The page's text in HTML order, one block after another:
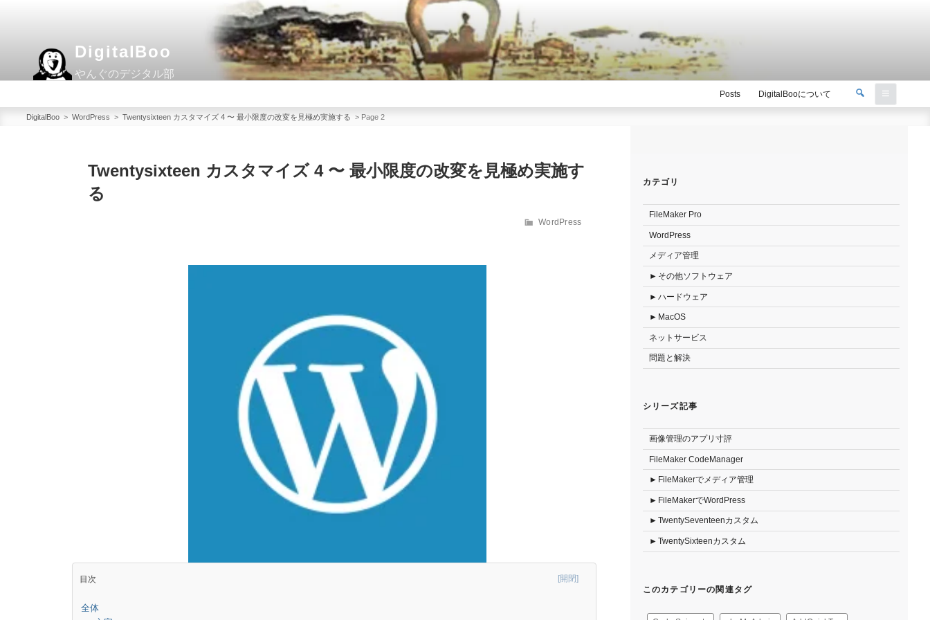
ツ
DigitalBoo
やんぐのデジタル部
Posts
DigitalBooについて
検
検
索
DigitalBoo > WordPress > Twentysixteen カスタマイズ 4 〜 最小限度の改変を見極め実施する > Page 2
Twentysixteen カスタマイズ 4 〜 最小限度の改変を見極め実施す
る
カ
WordPress
目次
全体
カテゴリ
FileMaker Pro
WordPress
メディア管理
その他ソフトウェア
ハードウェア
MacOS
ネットサービス
問題と解決
シリーズ記事
画像管理のアプリ寸評
FileMaker CodeManager
FileMakerでメディア管理
FileMakerでWordPress
TwentySeventeenカスタム
TwentySixteenカスタム
このカテゴリーの関連タグ